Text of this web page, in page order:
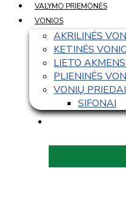
VALYMO PRIEMONĖS
VONIOS
AKRILINĖS
KETINĖS
LIETO
PLIENINĖS
VONIŲ PRIEDAI
SIFONAI